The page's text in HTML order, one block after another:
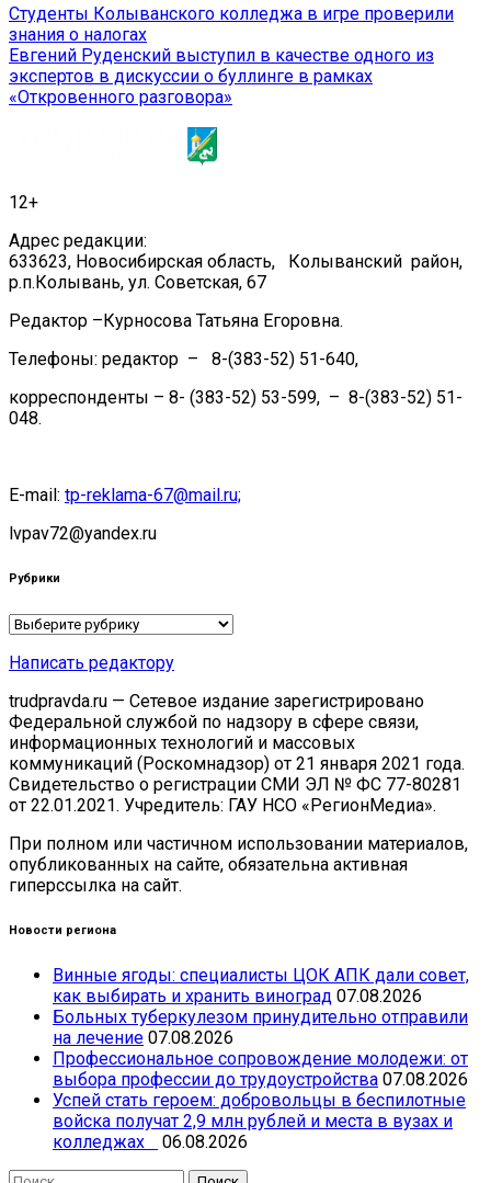
Навигация
по
записям
Студенты Колыванского колледжа в игре проверили
знания о налогах
Евгений Руденский выступил в качестве одного из
экспертов в дискуссии о буллинге в рамках
«Откровенного разговора»
12+
Адрес редакции:
633623, Новосибирская область, Колыванский район,
р.п.Колывань, ул. Советская, 67
Редактор –Курносова Татьяна Егоровна.
Телефоны: редактор – 8-(383-52) 51-640,
корреспонденты – 8- (383-52) 53-599, – 8-(383-52) 51-
048.
E-mail: tp-reklama-67@mail.ru;
lvpav72@yandex.ru
Рубрики
Рубрики
Написать редактору
trudpravda.ru — Сетевое издание зарегистрировано
Федеральной службой по надзору в сфере связи,
информационных технологий и массовых
коммуникаций (Роскомнадзор) от 21 января 2021 года.
Свидетельство о регистрации СМИ ЭЛ № ФС 77-80281
от 22.01.2021. Учредитель: ГАУ НСО «РегионМедиа».
При полном или частичном использовании материалов,
опубликованных на сайте, обязательна активная
гиперссылка на сайт.
Новости региона
Винные ягоды: специалисты ЦОК АПК дали совет,
как выбирать и хранить виноград 07.08.2026
Больных туберкулезом принудительно отправили
на лечение 07.08.2026
Профессиональное сопровождение молодежи: от
выбора профессии до трудоустройства 07.08.2026
Успей стать героем: добровольцы в беспилотные
войска получат 2,9 млн рублей и места в вузах и
колледжах
06.08.2026
Найти: